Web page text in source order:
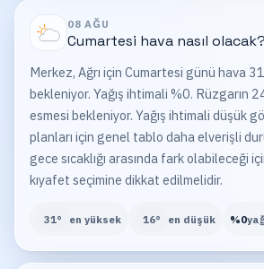
08 AĞU
Cumartesi hava nasıl olacak?
Merkez, Ağrı için Cumartesi günü hava
bekleniyor. Yağış ihtimali %0. Rüzgarın
esmesi bekleniyor. Yağış ihtimali düşük
planları için genel tablo daha elverişli
gece sıcaklığı arasında fark olabileceği
kıyafet seçimine dikkat edilmelidir.
31° en yüksek 16° en düşük %0